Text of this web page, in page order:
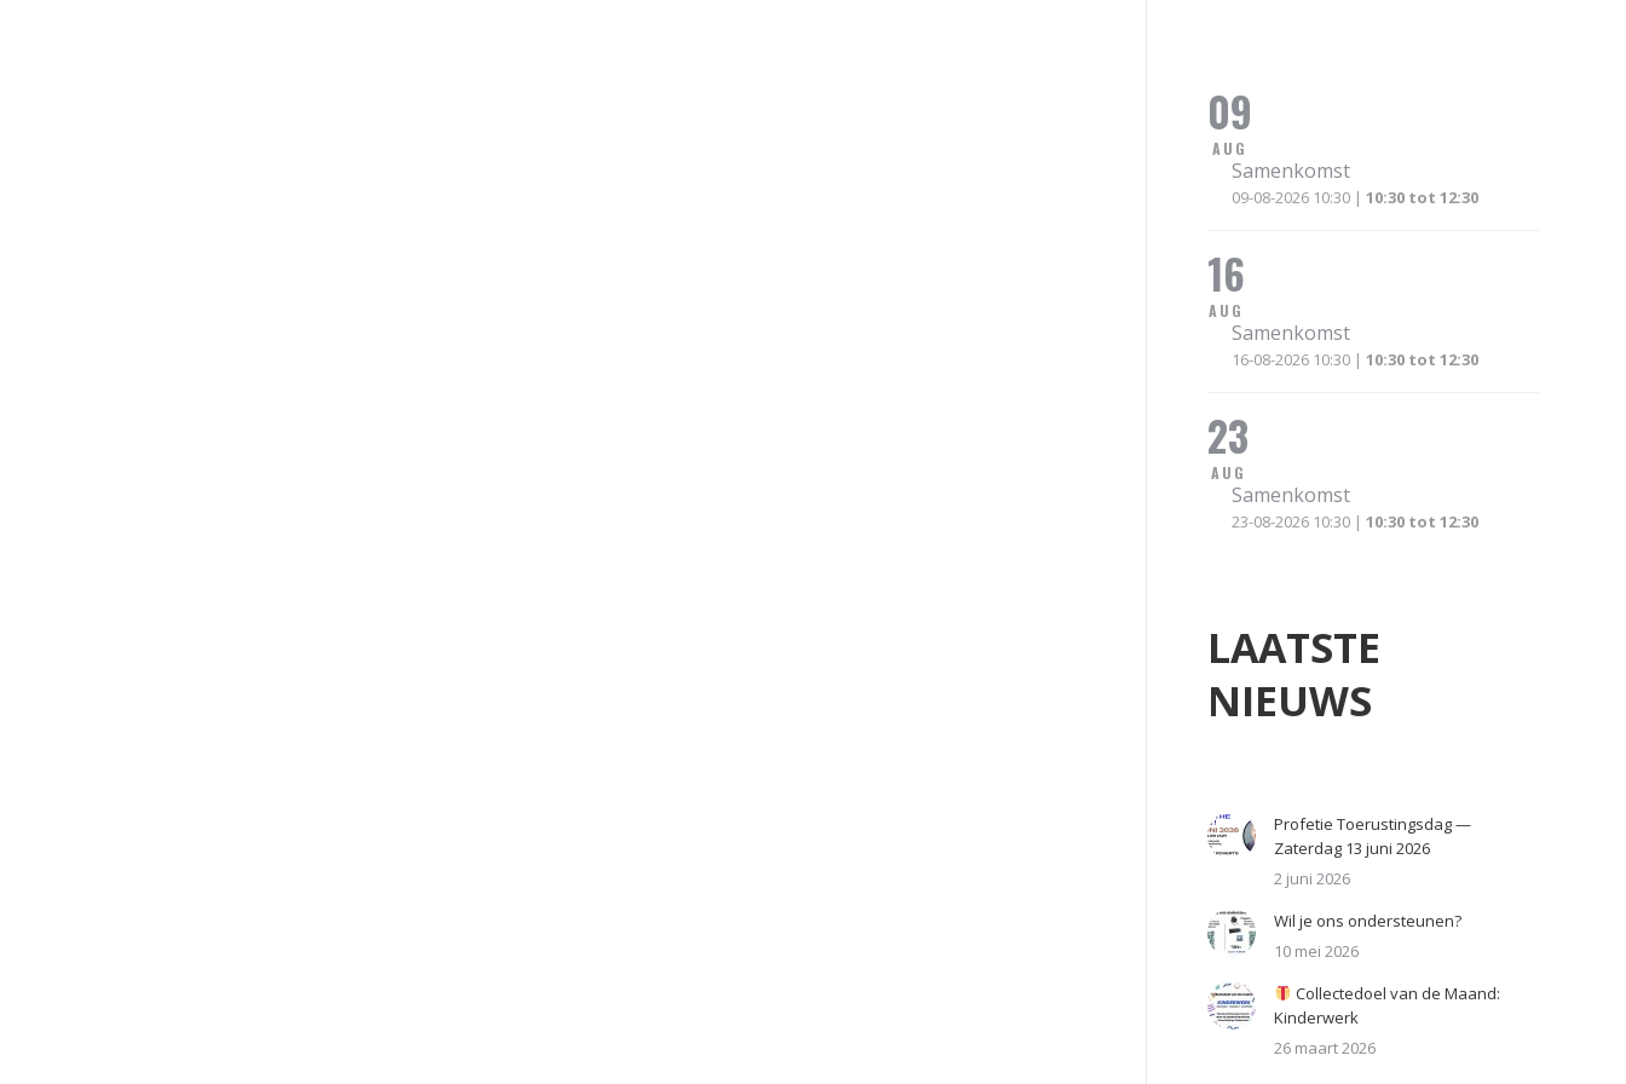
09
AUG
Samenkomst
09-08-2026 10:30 | 10:30 tot 12:30
16
AUG
Samenkomst
16-08-2026 10:30 | 10:30 tot 12:30
23
AUG
Samenkomst
23-08-2026 10:30 | 10:30 tot 12:30
LAATSTE
NIEUWS
Profetie Toerustingsdag —
Zaterdag 13 juni 2026
2 juni 2026
Wil je ons ondersteunen?
10 mei 2026
Collectedoel van de Maand:
Kinderwerk
26 maart 2026